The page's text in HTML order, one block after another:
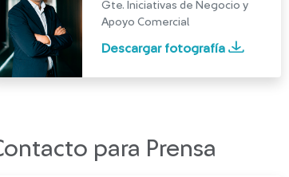
Gte. Iniciativas de Negocio y
Apoyo Comercial
Descargar fotografía
para Prensa